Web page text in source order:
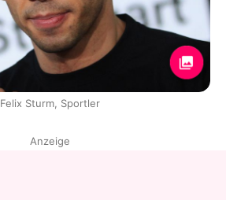
Felix Sturm, Sportler
Anzeige